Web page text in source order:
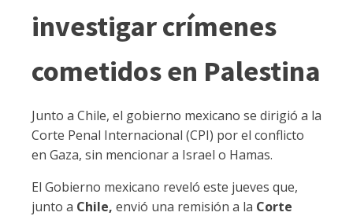
investigar crímenes
cometidos en Palestina
Junto a Chile, el gobierno mexicano se dirigió a la
Corte Penal Internacional (CPI) por el conflicto
en Gaza, sin mencionar a Israel o Hamas.
El Gobierno mexicano reveló este jueves que,
junto a Chile, envió una remisión a la Corte